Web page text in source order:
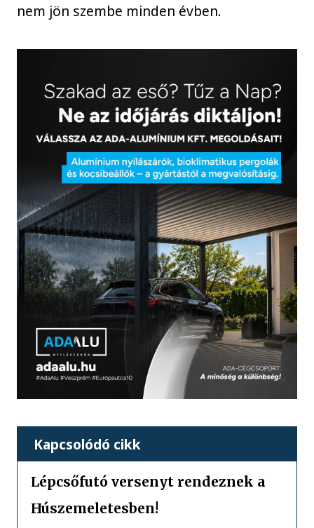
nem jön szembe minden évben.
Kapcsolódó cikk
Lépcsőfutó versenyt rendeznek a
Húszemeletesben!